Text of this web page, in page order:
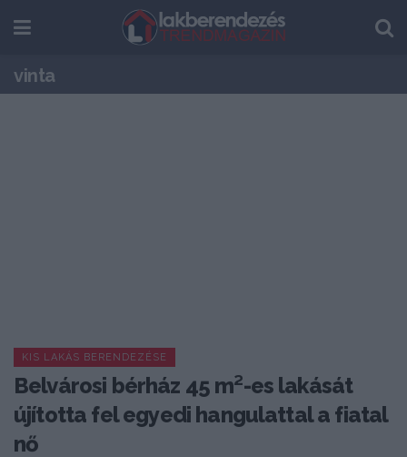
vinta
KIS LAKÁS BERENDEZÉSE
Belvárosi bérház 45 m²-es lakását
újította fel egyedi hangulattal a fiatal
nő